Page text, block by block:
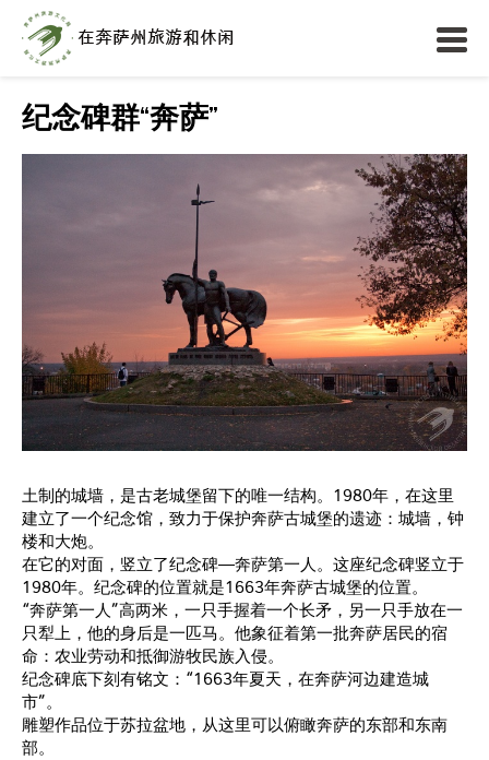
纪念碑群“奔萨”
土制的城墙，是古老城堡留下的唯一结构。1980年，在这里
建立了一个纪念馆，致力于保护奔萨古城堡的遗迹：城墙，钟
楼和大炮。
在它的对面，竖立了纪念碑—奔萨第一人。这座纪念碑竖立于
1980年。纪念碑的位置就是1663年奔萨古城堡的位置。
“奔萨第一人”高两米，一只手握着一个长矛，另一只手放在一
只犁上，他的身后是一匹马。他象征着第一批奔萨居民的宿
命：农业劳动和抵御游牧民族入侵。
纪念碑底下刻有铭文：“1663年夏天，在奔萨河边建造城
市”。
雕塑作品位于苏拉盆地，从这里可以俯瞰奔萨的东部和东南
部。